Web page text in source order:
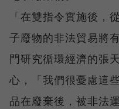
「在雙指令實施後，
子廢物的非法貿易將
門研究循環經濟的張
心，「我們很憂慮這
品在廢棄後，被非法